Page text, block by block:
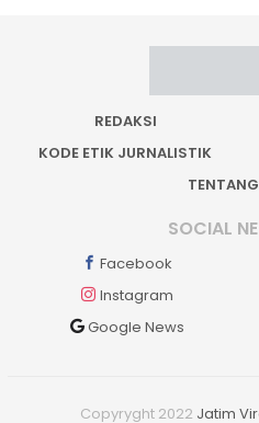
REDAKSI
KODE ETIK JURNALISTIK
SOCIAL
Facebook
Instagram
Google News
Copyryght 2022 Jatim